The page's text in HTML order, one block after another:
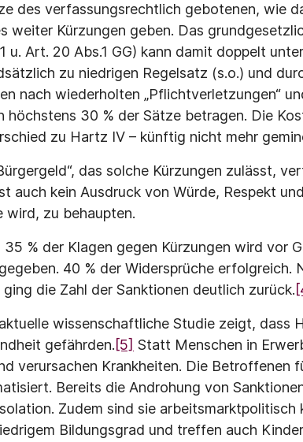
des verfassungsrechtlich gebotenen, wie
weiter Kürzungen geben. Das
u. Art. 20 Abs.1 GG) kann damit doppelt
zu niedrigen Regelsatz (s.o.) und
nach wiederholten „Pflichtverletzungen“
höchstens 30 % der Sätze betragen. Die
zu Hartz IV – künftig nicht mehr
das solche Kürzungen zulässt,
auch kein Ausdruck von Würde, Respekt
wird, zu behaupten.
35 % der Klagen gegen Kürzungen wird vor
40 % der Widersprüche erfolgreich.
ging die Zahl der Sanktionen deutlich zurück.
wissenschaftliche Studie zeigt, dass
gefährden.[5] Statt Menschen in
verursachen Krankheiten. Die Betroffenen
Bereits die Androhung von
Zudem sind sie
Bildungsgrad und treffen auch